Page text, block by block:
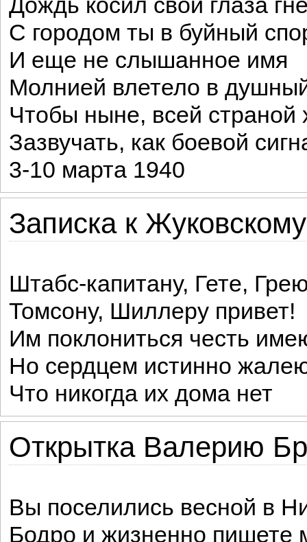
Дождь косил свои глаза
С городом ты в буйный
И еще не слышанное имя
Молнией влетело в
Чтобы ныне, всей страной
Зазвучать, как боевой
3-10 марта 1940
Записка к Жуковскому
Штабс-капитану, Гете,
Томсону, Шиллеру привет!
Им поклониться честь
Но сердцем истинно
Что никогда их дома нет
Открытка Валерию
Вы поселились весной в
Бодро и жизненно пишете